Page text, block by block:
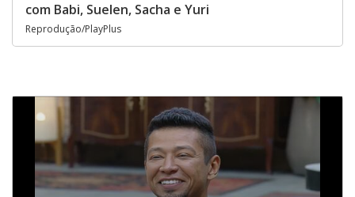
com Babi, Suelen, Sacha e Yuri
Reprodução/PlayPlus